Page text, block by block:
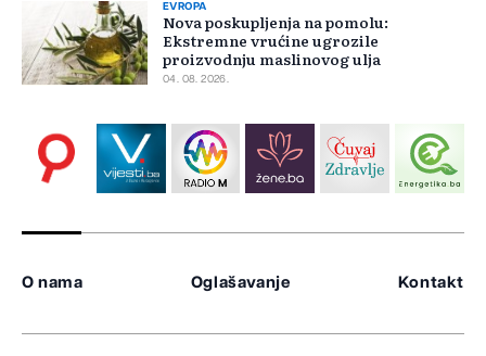
EVROPA
Nova poskupljenja na pomolu:
Ekstremne vrućine ugrozile
proizvodnju maslinovog ulja
04. 08. 2026.
O nama Oglašavanje Kontakt